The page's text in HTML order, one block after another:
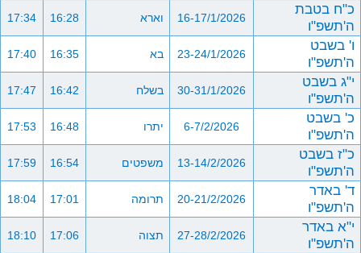
כ"ח בטבת
ה'תשפ"ו
16-17/1/2026 וארא 16:28
17:34
ו' בשבט
ה'תשפ"ו
23-24/1/2026 בא 16:35
17:40
י"ג בשבט
ה'תשפ"ו
30-31/1/2026 בשלח 16:42
17:47
כ' בשבט
ה'תשפ"ו
6-7/2/2026 יתרו 16:48
17:53
כ"ז בשבט
ה'תשפ"ו
13-14/2/2026 משפטים 16:54
17:59
ד' באדר
ה'תשפ"ו
20-21/2/2026 תרומה 17:01
18:04
י"א באדר
ה'תשפ"ו
27-28/2/2026 תצוה 17:06
18:10